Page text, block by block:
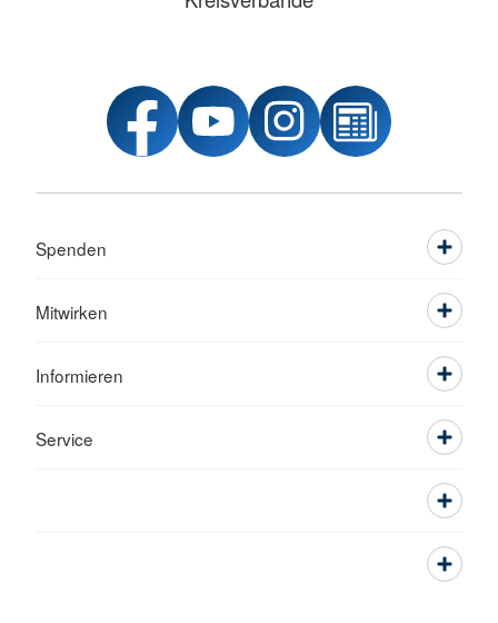
Spenden
Mitwirken
Informieren
Service